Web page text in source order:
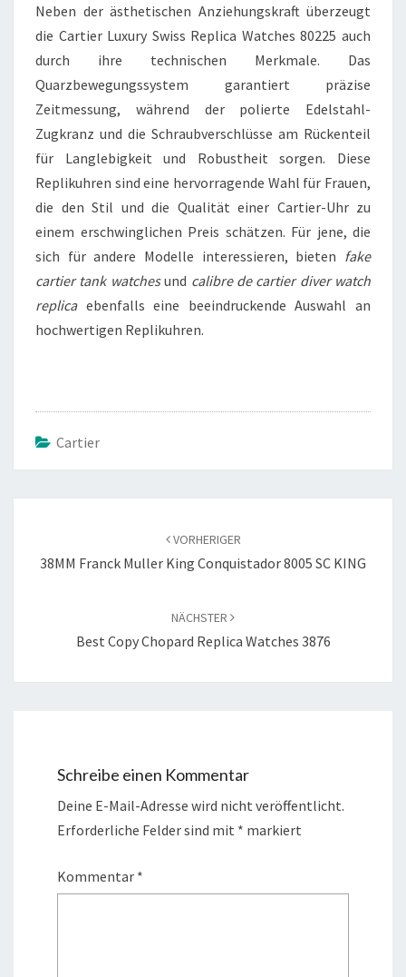
Neben der ästhetischen Anziehungskraft überzeugt
die Cartier Luxury Swiss Replica Watches 80225 auch
durch ihre technischen Merkmale. Das
Quarzbewegungssystem garantiert präzise
Zeitmessung, während der polierte Edelstahl-
Zugkranz und die Schraubverschlüsse am Rückenteil
für Langlebigkeit und Robustheit sorgen. Diese
Replikuhren sind eine hervorragende Wahl für Frauen,
die den Stil und die Qualität einer Cartier-Uhr zu
einem erschwinglichen Preis schätzen. Für jene, die
sich für andere Modelle interessieren, bieten fake
cartier tank watchesund calibre de cartier diver watch
replicaebenfalls eine beeindruckende Auswahl an
hochwertigen Replikuhren.
Cartier
VORHERIGER
38MM Franck Muller King Conquistador 8005 SC KING
NÄCHSTER
Best Copy Chopard Replica Watches 3876
Schreibe einen Kommentar
Deine E-Mail-Adresse wird nicht veröffentlicht.
Erforderliche Felder sind mit * markiert
Kommentar *